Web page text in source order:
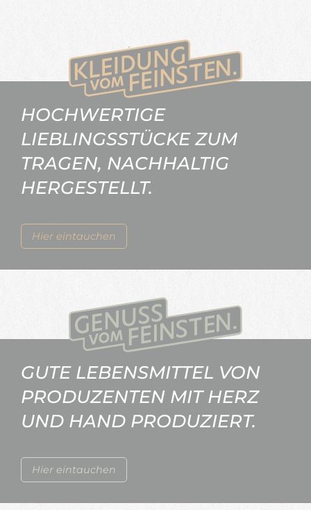
Hier eintauchen
HOCHWERTIGE
LIEBLINGSSTÜCKE ZUM
TRAGEN, NACHHALTIG
HERGESTELLT.
Hier eintauchen
GUTE LEBENSMITTEL VON
PRODUZENTEN MIT HERZ
UND HAND PRODUZIERT.